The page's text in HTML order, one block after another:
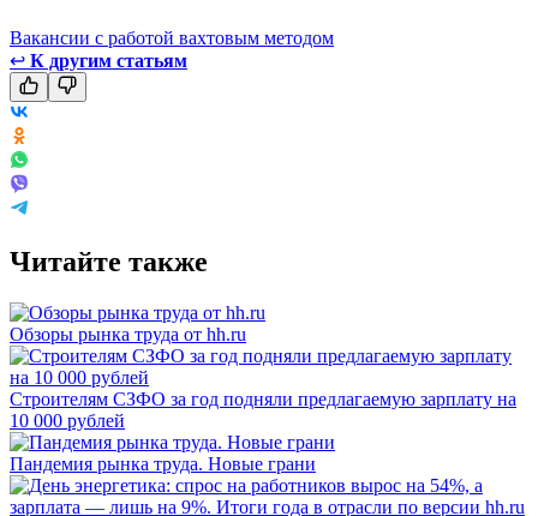
Вакансии с работой вахтовым методом
↩ К другим статьям
Читайте также
Обзоры рынка труда от hh.ru
Строителям СЗФО за год подняли предлагаемую зарплату на
10 000 рублей
Пандемия рынка труда. Новые грани